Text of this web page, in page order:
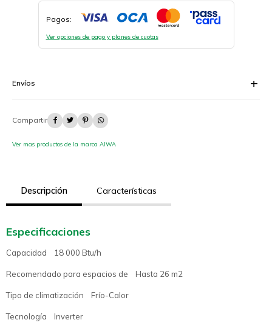
Pagos:
Ver opciones de pago y planes de cuotas
Envíos
   
Ver mas productos de la marca AIWA
Descripción Características
Especificaciones
Capacidad 18 000 Btu/h
Recomendado para espacios de Hasta 26 m2
Tipo de climatización Frío-Calor
Tecnología Inverter